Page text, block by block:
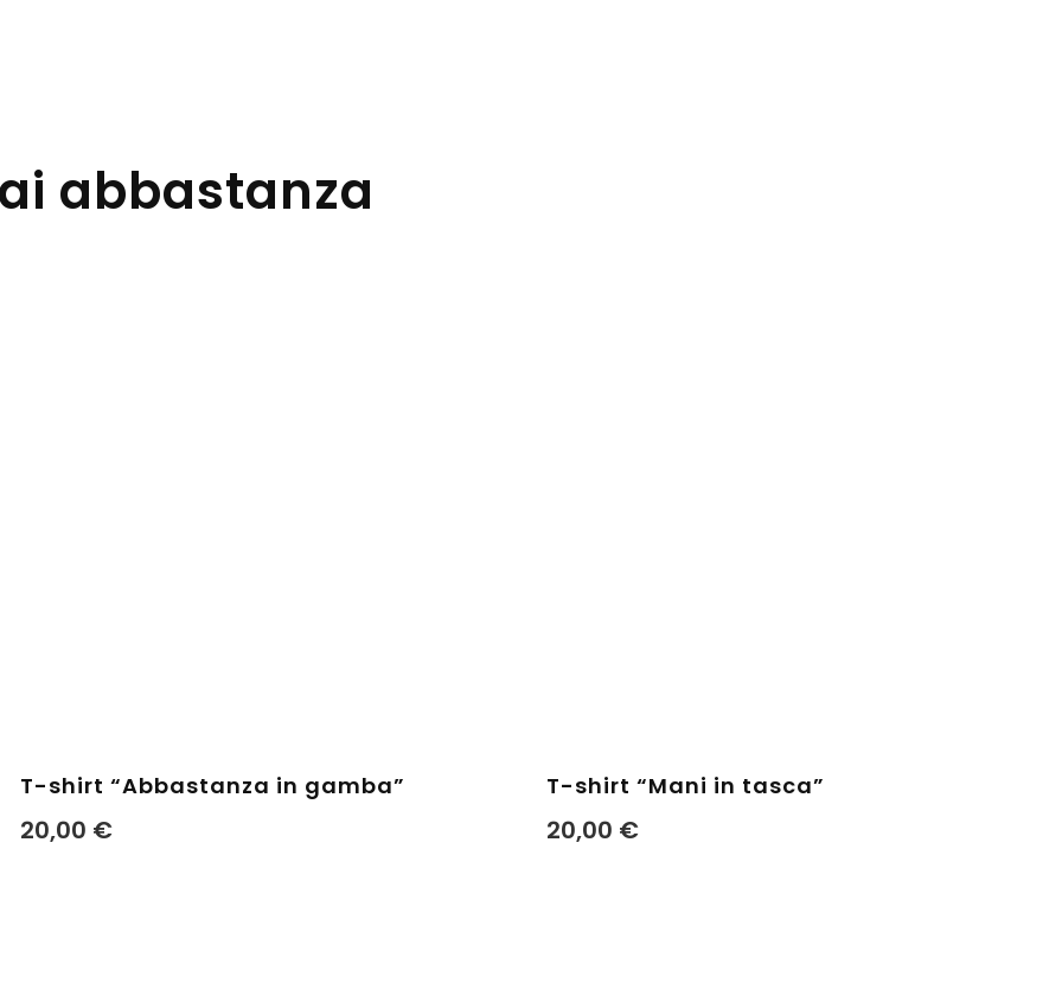
abbastanza
T-shirt “Abbastanza in gamba”
20,00 €
T-shirt “Mani in tasca”
20,00 €